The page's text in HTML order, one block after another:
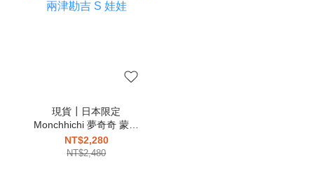
現貨┃日本限定
Monchhichi 夢奇奇 蒙奇
奇 兩津勘吉 S 娃娃
NT$2,280
NT$2,480